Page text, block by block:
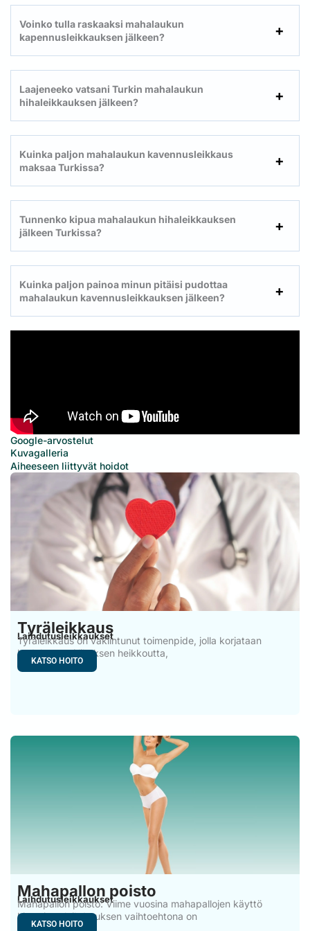
Voinko tulla raskaaksi mahalaukun
kapennusleikkauksen jälkeen?
Laajeneeko vatsani Turkin mahalaukun
hihaleikkauksen jälkeen?
Kuinka paljon mahalaukun kavennusleikkaus
maksaa Turkissa?
Tunnenko kipua mahalaukun hihaleikkauksen
jälkeen Turkissa?
Kuinka paljon painoa minun pitäisi pudottaa
mahalaukun kavennusleikkauksen jälkeen?
Google-arvostelut
Kuvagalleria
Aiheeseen liittyvät hoidot
Tyräleikkaus
Laihdutusleikkaukset
Tyräleikkaus on vakiintunut toimenpide, jolla korjataan
kudoksen tai lihaksen heikkoutta,
KATSO HOITO
Mahapallon poisto
Laihdutusleikkaukset
Mahapallon poisto: Viime vuosina mahapallojen käyttö
kirurgisen laihdutuksen vaihtoehtona on
KATSO HOITO